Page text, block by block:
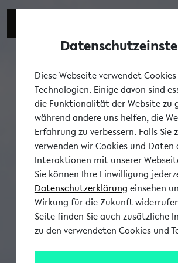
Diese Webseite verwendet
Technologien. Einige davon sind
die Funktionalität der Website zu
während andere uns helfen, die
Erfahrung zu verbessern. Falls Sie
verwenden wir Cookies und Daten
Interaktionen mit unserer
Sie können Ihre Einwilligung
Datenschutzerklärung einsehen
Wirkung für die Zukunft
Seite finden Sie auch zusätzliche
zu den verwendeten Cookies und